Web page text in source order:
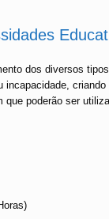
dos diversos
poderão ser